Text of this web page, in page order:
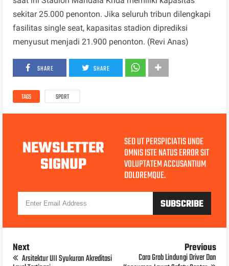
sekitar 25.000 penonton. Jika seluruh tribun dilengkapi
fasilitas single seat, kapasitas stadion diprediksi
menyusut menjadi 21.900 penonton. (Revi Anas)
SHARE SHARE
TAGS SPORT
NEWSLETTER
SIGNUP
SED UT PERSPICIATIS UNDE
OMNIS ISTE NATUS ERROR SIT
VOLUPTATEM ACCUSANTIUM
DOLOREMQUE.
Next
Arsitektur UII Syukuran Akreditasi
Previous
Cara Grab Lindungi Driver Dan